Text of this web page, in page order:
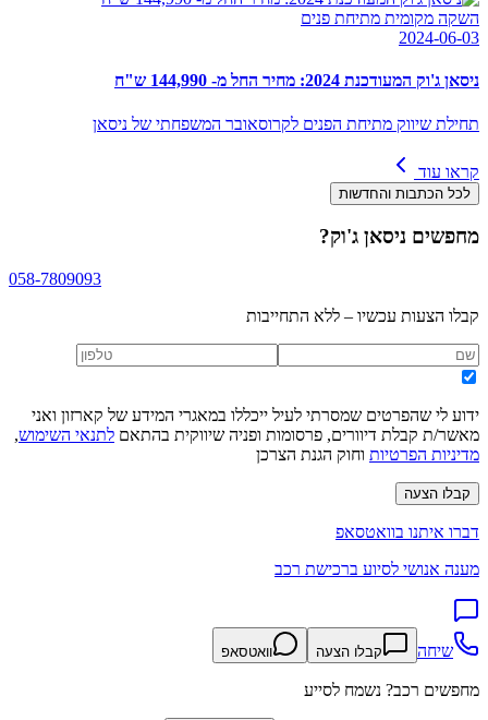
השקה מקומית מתיחת פנים
2024-06-03
ניסאן ג'וק המעודכנת 2024: מחיר החל מ- 144,990 ש"ח
תחילת שיווק מתיחת הפנים לקרוסאובר המשפחתי של ניסאן
קראו עוד
לכל הכתבות והחדשות
מחפשים ניסאן ג'וק?
058-7809093
קבלו הצעות עכשיו – ללא התחייבות
ידוע לי שהפרטים שמסרתי לעיל ייכללו במאגרי המידע של קארזון ואני
מאשר/ת קבלת דיוורים, פרסומות ופניה שיווקית בהתאם לתנאי השימוש,
מדיניות הפרטיות וחוק הגנת הצרכן
קבלו הצעה
דברו איתנו בוואטסאפ
מענה אנושי לסיוע ברכישת רכב
שיחה קבלו הצעה וואטסאפ
מחפשים רכב? נשמח לסייע